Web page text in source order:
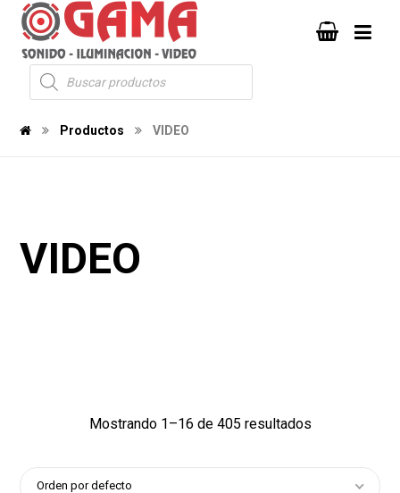
Productos VIDEO
VIDEO
Mostrando 1–16 de 405 resultados
Orden por defecto